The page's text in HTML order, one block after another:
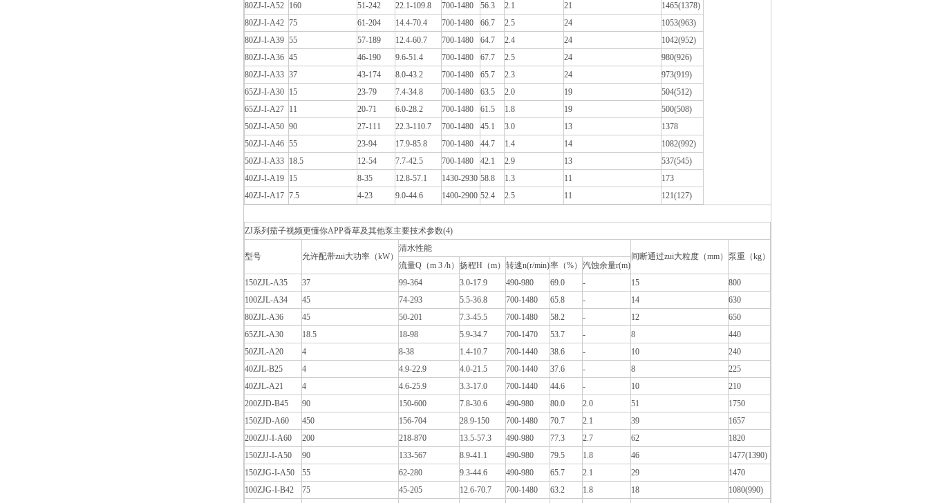
80ZJ-I-A52 160 51-242 22.1-109.8 700-1480 56.3 2.1 21
1465(1378)
80ZJ-I-A42 75 61-204 14.4-70.4 700-1480 66.7 2.5 24
1053(963)
80ZJ-I-A39 55 57-189 12.4-60.7 700-1480 64.7 2.4 24
1042(952)
80ZJ-I-A36 45 46-190 9.6-51.4 700-1480 67.7 2.5 24
980(926)
80ZJ-I-A33 37 43-174 8.0-43.2 700-1480 65.7 2.3 24
973(919)
65ZJ-I-A30 15 23-79 7.4-34.8 700-1480 63.5 2.0 19
504(512)
65ZJ-I-A27 11 20-71 6.0-28.2 700-1480 61.5 1.8 19
500(508)
50ZJ-I-A50 90 27-111 22.3-110.7 700-1480 45.1 3.0 13
1378
50ZJ-I-A46 55 23-94 17.9-85.8 700-1480 44.7 1.4 14
1082(992)
50ZJ-I-A33 18.5 12-54 7.7-42.5 700-1480 42.1 2.9 13
537(545)
40ZJ-I-A19 15 8-35 12.8-57.1 1430-2930 58.8 1.3 11
173
40ZJ-I-A17 7.5 4-23 9.0-44.6 1400-2900 52.4 2.5 11 121(127)
ZJ系列茄子视频更懂你APP香草及其他泵主要技术参数(4)
型号 允许配带zui大功率（kW）
清水性能
间断通过zui大粒度（mm） 泵重（kg）
流量Q（m 3 /h） 扬程H（m） 转速n(r/min)率（%） 汽蚀余量r(m)
150ZJL-A35
37 99-364 3.0-17.9 490-980 69.0 - 15
800
100ZJL-A34
45 74-293 5.5-36.8 700-1480 65.8 - 14
630
80ZJL-A36
45 50-201 7.3-45.5 700-1480 58.2 - 12
650
65ZJL-A30
18.5 18-98 5.9-34.7 700-1470 53.7 - 8
440
50ZJL-A20
4 8-38 1.4-10.7 700-1440 38.6 - 10
240
40ZJL-B25
4 4.9-22.9 4.0-21.5 700-1440 37.6 - 8
225
40ZJL-A21
4 4.6-25.9 3.3-17.0 700-1440 44.6 - 10
210
200ZJD-B45
90 150-600 7.8-30.6 490-980 80.0 2.0 51
1750
150ZJD-A60
450 156-704 28.9-150 700-1480 70.7 2.1 39
1657
200ZJJ-I-A60
200 218-870 13.5-57.3 490-980 77.3 2.7 62
1820
150ZJJ-I-A50
90 133-567 8.9-41.1 490-980 79.5 1.8 46
1477(1390)
150ZJG-I-A50
55 62-280 9.3-44.6 490-980 65.7 2.1 29
1470
100ZJG-I-B42
75 45-205 12.6-70.7 700-1480 63.2 1.8 18
1080(990)